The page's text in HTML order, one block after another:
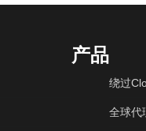
产品
绕过
全球代